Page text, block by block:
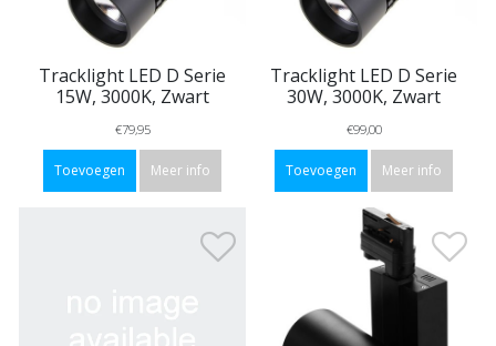
Tracklight LED D Serie
15W, 3000K, Zwart
€79,95
Toevoegen Meer info
Tracklight LED D Serie
30W, 3000K, Zwart
€99,00
Toevoegen Meer info